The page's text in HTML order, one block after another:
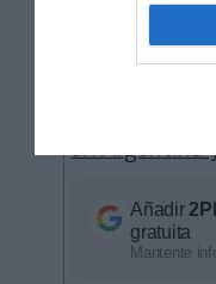
Tennium,
organiza el
organiza el
Bélgica y la
en Argentina
Añadir
gratuita
Mantente